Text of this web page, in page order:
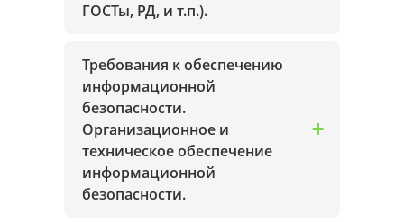
ГОСТы, РД, и т.п.).
Требования к обеспечению
информационной
безопасности.
Организационное и
техническое обеспечение
информационной
безопасности.